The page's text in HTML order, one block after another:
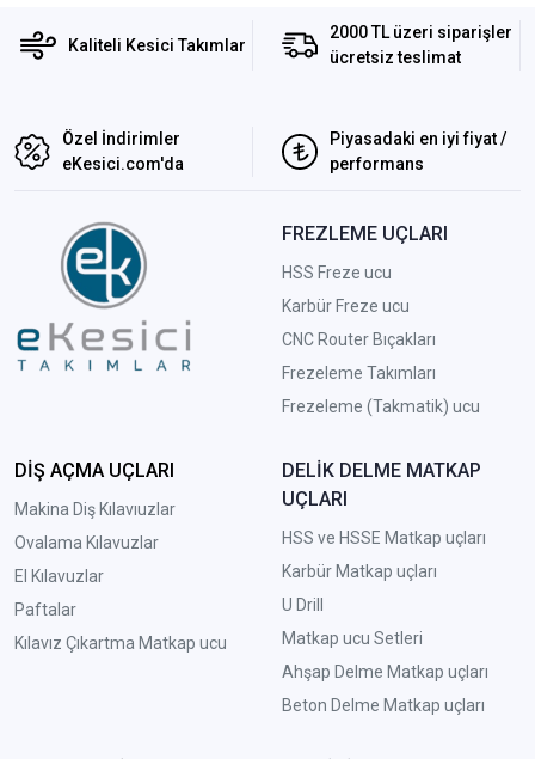
Kaliteli Kesici Takımlar
2000 TL üzeri siparişler
ücretsiz teslimat
Özel İndirimler
eKesici.com'da
Piyasadaki en iyi fiyat /
performans
FREZLEME UÇLARI
HSS Freze ucu
Karbür Freze ucu
CNC Router Bıçakları
Frezeleme Takımları
Frezeleme (Takmatik) ucu
DİŞ AÇMA UÇLARI
Makina Diş Kılavıuzlar
Ovalama Kılavuzlar
El Kılavuzlar
Paftalar
Kılavız Çıkartma Matkap ucu
DELİK DELME MATKAP
UÇLARI
HSS ve HSSE Matkap uçları
Karbür Matkap uçları
U Drill
Matkap ucu Setleri
Ahşap Delme Matkap uçları
Beton Delme Matkap uçları